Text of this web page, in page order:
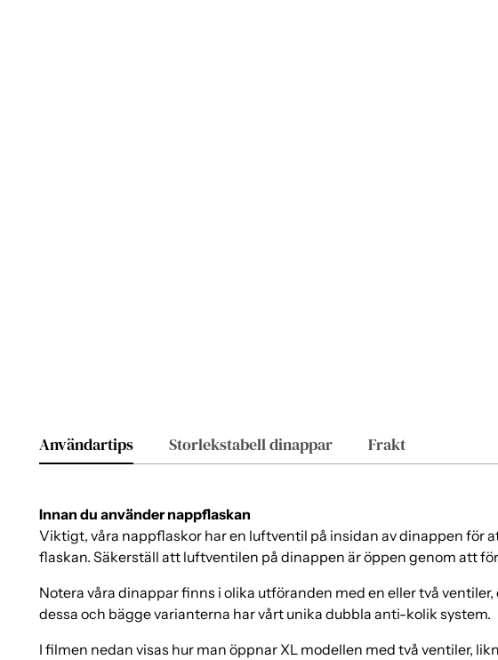
Användartips Storlekstabell dinappar Frakt
Innan du använder nappflaskan
Viktigt, våra nappflaskor har en luftventil på insidan av dinappen för
flaskan. Säkerställ att luftventilen på dinappen är öppen genom att
Notera våra dinappar finns i olika utföranden med en eller två
dessa och bägge varianterna har vårt unika dubbla anti-kolik system.
I filmen nedan visas hur man öppnar XL modellen med två ventiler,